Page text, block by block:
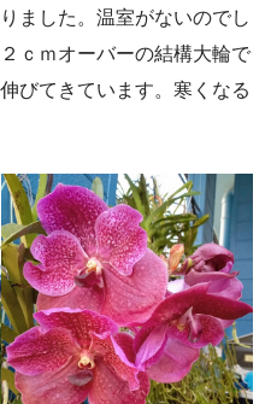
ました。温室がないのでし
ｃｍオーバーの結構大輪で
びてきています。寒くなる